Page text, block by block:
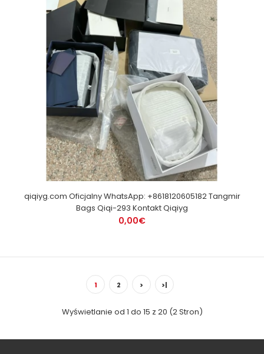
qiqiyg.com Oficjalny WhatsApp: +8618120605182 Tangmir
Bags Qiqi-293 Kontakt Qiqiyg
0,00€
1 2 > >|
Wyświetlanie od 1 do 15 z 20 (2 Stron)